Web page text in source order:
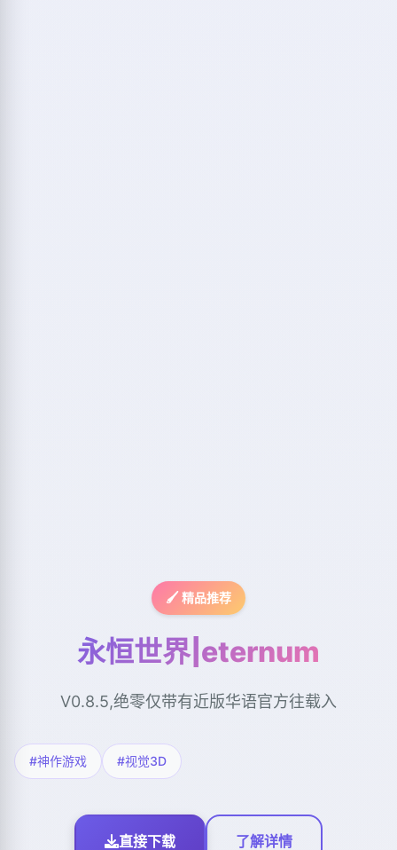
🖌️ 精品推荐
永恒世界|eternum
V0.8.5,绝零仅带有近版华语官方往载入
#神作游戏 #视觉3D
直接下载 了解详情